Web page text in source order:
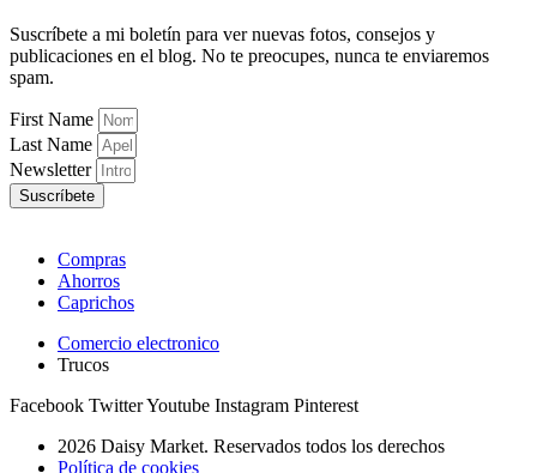
Suscríbete a mi boletín para ver nuevas fotos, consejos y
publicaciones en el blog. No te preocupes, nunca te enviaremos
spam.
First Name
Last Name
Newsletter
Suscríbete
Compras
Ahorros
Caprichos
Comercio electronico
Trucos
Facebook TwitterYoutube Instagram Pinterest
2026 Daisy Market. Reservados todos los derechos
Política de cookies